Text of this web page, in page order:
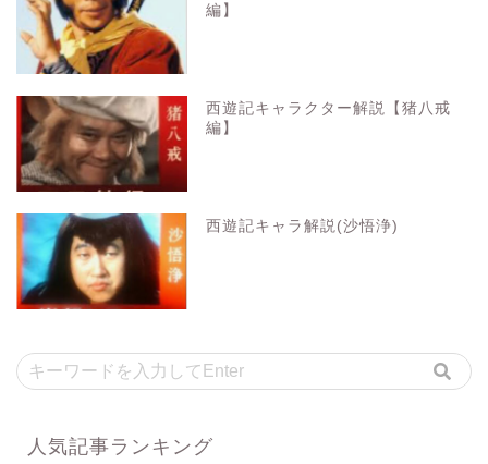
編】
西遊記キャラクター解説【猪八戒
編】
西遊記キャラ解説(沙悟浄)
人気記事ランキング